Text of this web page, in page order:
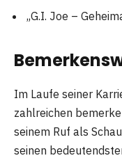
„G.I. Joe –
Im Laufe seiner
zahlreichen
seinem Ruf als
seinen